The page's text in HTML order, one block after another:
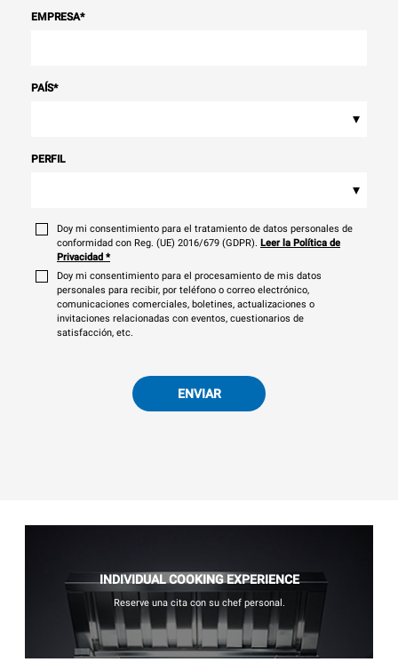
EMPRESA*
PAÍS*
▾
PERFIL
▾
Doy mi consentimiento para el tratamiento de datos personales de
conformidad con Reg. (UE) 2016/679 (GDPR). Leer la Política de
Privacidad *
Doy mi consentimiento para el procesamiento de mis datos
personales para recibir, por teléfono o correo electrónico,
comunicaciones comerciales, boletines, actualizaciones o
invitaciones relacionadas con eventos, cuestionarios de
satisfacción, etc.
ENVIAR
INDIVIDUAL COOKING EXPERIENCE
Reserve una cita con su chef personal.